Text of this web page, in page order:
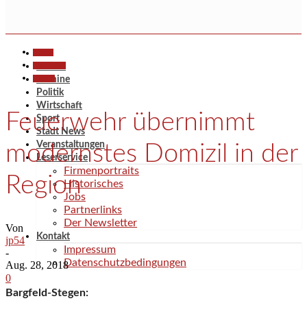
Termine
Politik
Wirtschaft
Sport
Stadt News
Veranstaltungen
Leserservice
Firmenportraits
Historisches
Jobs
Partnerlinks
Der Newsletter
Kontakt
Impressum
Datenschutzbedingungen
Feuerwehr übernimmt
modernstes Domizil in der
Region
Von
jp54
-
Aug. 28, 2018
0
Bargfeld-Stegen: